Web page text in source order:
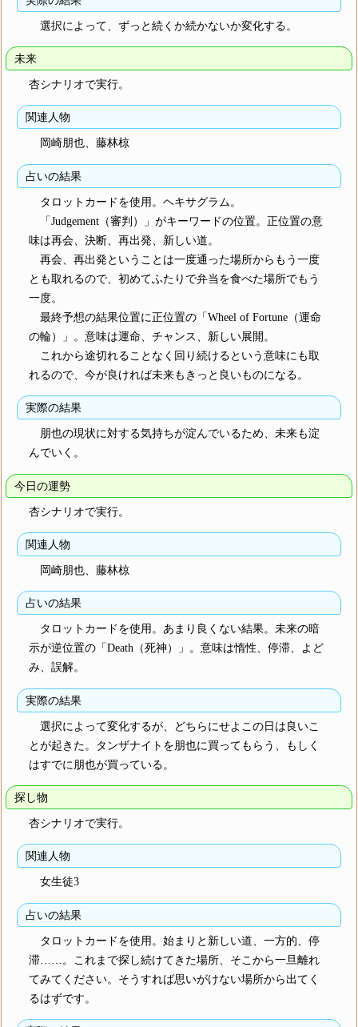
選択によって、ずっと続くか続かないか変化する。
未来
杏シナリオで実行。
関連人物
岡崎朋也、藤林椋
占いの結果
タロットカードを使用。ヘキサグラム。
「Judgement（審判）」がキーワードの位置。正位置の意
味は再会、決断、再出発、新しい道。
再会、再出発ということは一度通った場所からもう一度
とも取れるので、初めてふたりで弁当を食べた場所でもう
一度。
最終予想の結果位置に正位置の「Wheel of Fortune（運命
の輪）」。意味は運命、チャンス、新しい展開。
これから途切れることなく回り続けるという意味にも取
れるので、今が良ければ未来もきっと良いものになる。
実際の結果
朋也の現状に対する気持ちが淀んでいるため、未来も淀
んでいく。
今日の運勢
杏シナリオで実行。
関連人物
岡崎朋也、藤林椋
占いの結果
タロットカードを使用。あまり良くない結果。未来の暗
示が逆位置の「Death（死神）」。意味は惰性、停滞、よど
み、誤解。
実際の結果
選択によって変化するが、どちらにせよこの日は良いこ
とが起きた。タンザナイトを朋也に買ってもらう、もしく
はすでに朋也が買っている。
探し物
杏シナリオで実行。
関連人物
女生徒3
占いの結果
タロットカードを使用。始まりと新しい道、一方的、停
滞……。これまで探し続けてきた場所、そこから一旦離れ
てみてください。そうすれば思いがけない場所から出てく
るはずです。